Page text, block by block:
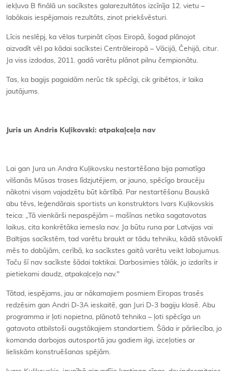
iekļuva B finālā un sacīkstes galarezultātos izcīnīja 12. vietu –
labākais iespējamais rezultāts, zinot priekšvēsturi.
Līcis neslēpj, ka vēlas turpināt cīņas Eiropā, šogad plānojot
aizvadīt vēl pa kādai sacīkstei Centrāleiropā – Vācijā, Čehijā, citur.
Ja viss izdodas, 2011. gadā varētu plānot pilnu čempionātu.
Tas, ka bagijs pagaidām nerūc tik spēcīgi, cik gribētos, ir laika
jautājums.
Juris un Andris Kuļikovski: atpakaļceļa nav
Lai gan Jura un Andra Kuļikovsku nestartēšana bija pamatīga
vilšanās Mūsas trases līdzjutējiem, ar jauno, spēcīgo braucēju
nākotni visam vajadzētu būt kārtībā. Par nestartēšanu Bauskā
abu tēvs, leģendārais sportists un konstruktors Ivars Kuļikovskis
teica: „Tā vienkārši nepaspējām – mašīnas netika sagatavotas
laikus, cita konkrētāka iemesla nav. Ja būtu runa par Latvijas vai
Baltijas sacīkstēm, tad varētu braukt ar tādu tehniku, kādā stāvoklī
mēs to dabūjām, cerībā, ka sacīkstes gaitā varētu veikt labojumus.
Taču šī nav sacīkste šādai taktikai. Darbosimies tālāk, jo izdarīts ir
pietiekami daudz, atpakaļceļa nav."
Tātad, iespējams, jau ar nākamajiem posmiem Eiropas trasēs
redzēsim gan Andri D-3A ieskaitē, gan Juri D-3 bagiju klasē. Abu
programma ir ļoti nopietna, plānotā tehnika – ļoti spēcīga un
gatavota atbilstoši augstākajiem standartiem. Šāda ir pārliecība, jo
komanda darbojas autosportā jau gadiem ilgi, izceļoties ar
lieliskām konstruēšanas spējām.